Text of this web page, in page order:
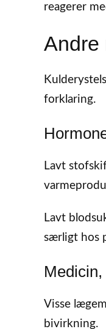
reagerer
Andre
forklaring.
Lavt
Lavt
særligt hos
Visse
bivirkning.